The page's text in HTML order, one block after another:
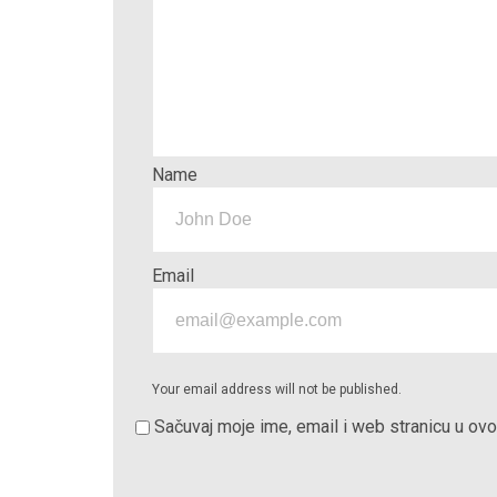
Name
Email
Your email address will not be published.
Sačuvaj moje ime, email i web stranicu u